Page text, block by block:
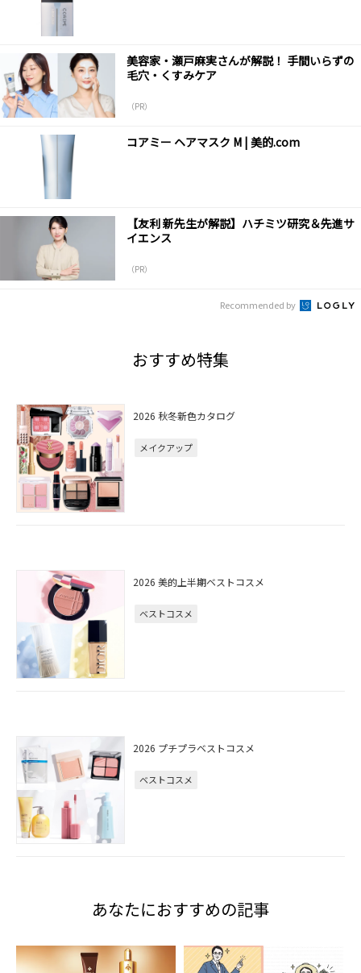
美容家・瀬戸麻実さんが解説！ 手間いらずの
毛穴・くすみケア
（PR）
コアミー ヘアマスク M | 美的.com
【友利 新先生が解説】ハチミツ研究＆先進サ
イエンス
（PR）
Recommended by
おすすめ特集
2026 秋冬新色カタログ
メイクアップ
2026 美的上半期ベストコスメ
ベストコスメ
2026 プチプラベストコスメ
ベストコスメ
あなたにおすすめの記事